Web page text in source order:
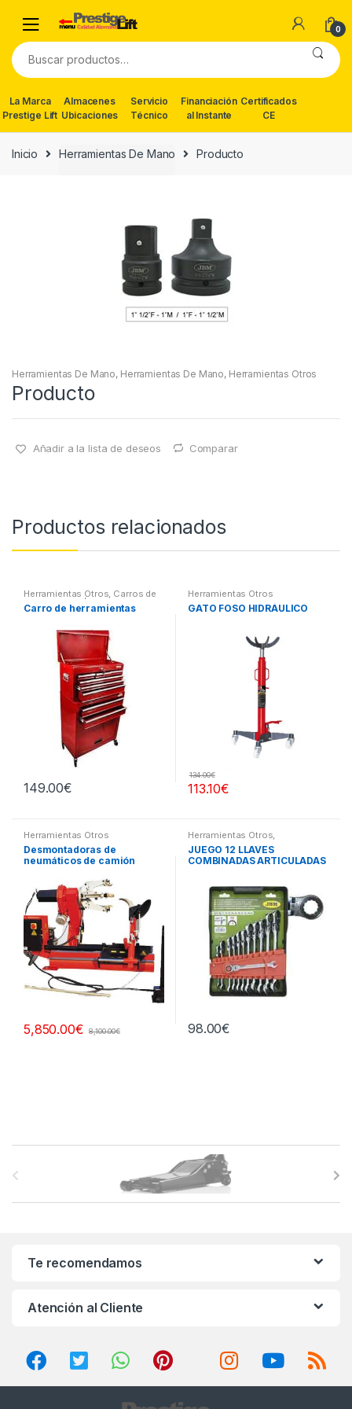
navigation
content
0
Buscar
por:
La Marca
Prestige Lift
Almacenes
Ubicaciones
Servicio
Técnico
Financiación
al Instante
Certificados
CE
Inicio Herramientas De Mano Producto
Herramientas De Mano, Herramientas De Mano, Herramientas Otros
Producto
Añadir a la lista de deseos Comparar
Productos relacionados
Herramientas Otros, Carros de
Herramientas | Bancos
Carro de herramientas
149.00€
Herramientas Otros
GATO FOSO HIDRÁULICO
113.10€
134.00€
Herramientas Otros
Desmontadoras de
neumáticos de camión
5,850.00€ 8,100.00€
Herramientas Otros,
Herramientas De Mano
Herramientas De Mano
JUEGO 12 LLAVES
COMBINADAS ARTICULADAS
98.00€
Te recomendamos
Atención al Cliente